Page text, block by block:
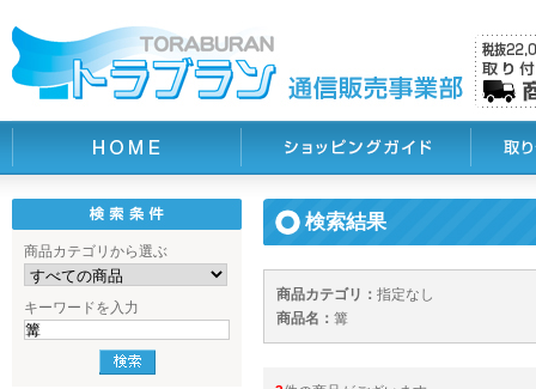
商品カテゴリから選ぶ
キーワードを入力
検索結果
商品カテゴリ： 指定なし
商品名： 篝